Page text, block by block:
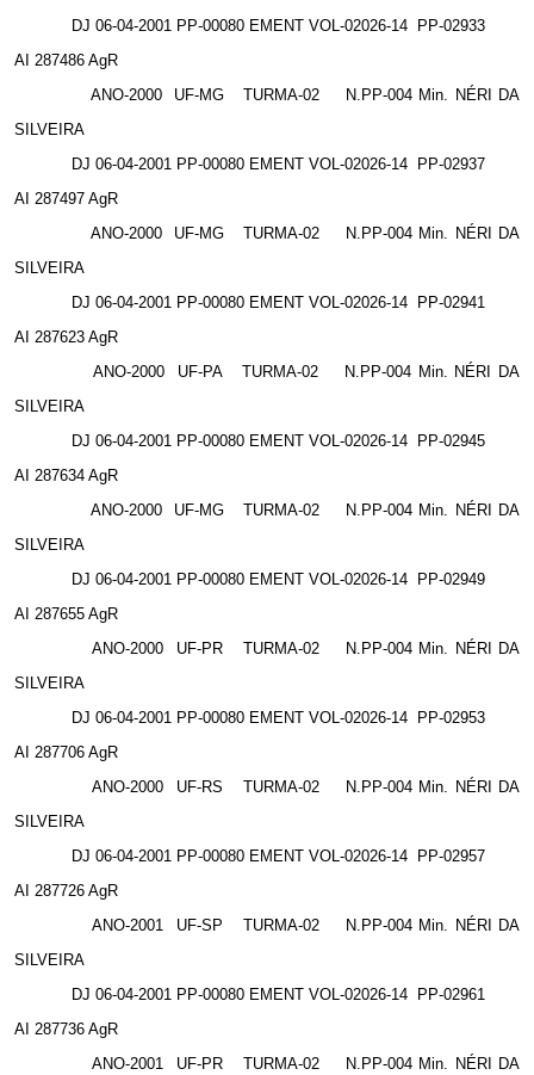
DJ 06-04-2001 PP-00080 EMENT VOL-02026-14
PP-02933
AI 287486 AgR
ANO-2000
UF-MG TURMA-02
N.PP-004 Min. NÉRI DA
SILVEIRA
DJ 06-04-2001 PP-00080 EMENT VOL-02026-14
PP-02937
AI 287497 AgR
ANO-2000
UF-MG TURMA-02
N.PP-004 Min. NÉRI DA
SILVEIRA
DJ 06-04-2001 PP-00080 EMENT VOL-02026-14
PP-02941
AI 287623 AgR
ANO-2000
UF-PA TURMA-02
N.PP-004 Min. NÉRI DA
SILVEIRA
DJ 06-04-2001 PP-00080 EMENT VOL-02026-14
PP-02945
AI 287634 AgR
ANO-2000
UF-MG TURMA-02
N.PP-004 Min. NÉRI DA
SILVEIRA
DJ 06-04-2001 PP-00080 EMENT VOL-02026-14
PP-02949
AI 287655 AgR
ANO-2000
UF-PR TURMA-02
N.PP-004 Min. NÉRI DA
SILVEIRA
DJ 06-04-2001 PP-00080 EMENT VOL-02026-14
PP-02953
AI 287706 AgR
ANO-2000
UF-RS TURMA-02
N.PP-004 Min. NÉRI DA
SILVEIRA
DJ 06-04-2001 PP-00080 EMENT VOL-02026-14
PP-02957
AI 287726 AgR
ANO-2001
UF-SP TURMA-02
N.PP-004 Min. NÉRI DA
SILVEIRA
DJ 06-04-2001 PP-00080 EMENT VOL-02026-14
PP-02961
AI 287736 AgR
ANO-2001
UF-PR TURMA-02
N.PP-004 Min. NÉRI DA